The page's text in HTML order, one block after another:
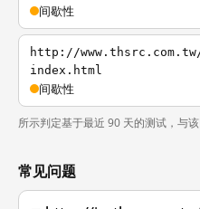
间歇性
http://www.thsrc.com.tw/
index.html
间歇性
所示判定基于最近 90 天的测试，与该
常见问题